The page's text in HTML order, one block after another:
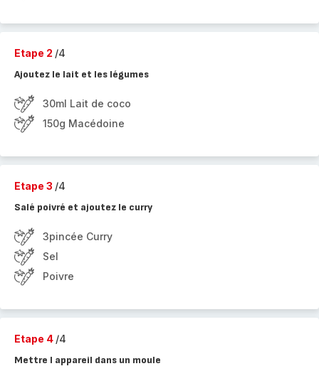
Etape 2 /4
Ajoutez le lait et les légumes
30ml Lait de coco
150g Macédoine
Etape 3 /4
Salé poivré et ajoutez le curry
3pincée Curry
Sel
Poivre
Etape 4 /4
Mettre l appareil dans un moule